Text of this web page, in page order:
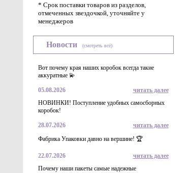
* Срок поставки товаров из разделов,
отмеченных звездочкой, уточняйте у
менеджеров
Новости (смотреть всё)
Вот почему края наших коробок всегда такие
аккуратные 💫
05.08.2026
читать далее
НОВИНКИ! Поступление удобных самосборных
коробок!
28.07.2026
читать далее
Фабрика Упаковки давно на вершине! 🏆
22.07.2026
читать далее
Почему наши пакеты самые надежные